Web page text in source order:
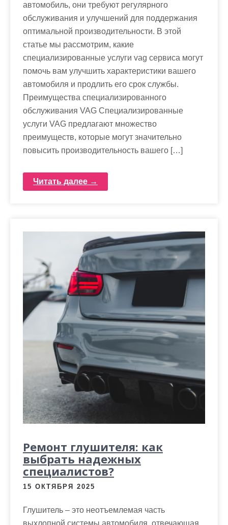
автомобиль, они требуют регулярного
обслуживания и улучшений для поддержания
оптимальной производительности. В этой
статье мы рассмотрим, какие
специализированные услуги vag сервиса могут
помочь вам улучшить характеристики вашего
автомобиля и продлить его срок службы.
Преимущества специализированного
обслуживания VAG Специализированные
услуги VAG предлагают множество
преимуществ, которые могут значительно
повысить производительность вашего […]
Читать далее →
Ремонт глушителя: как
выбрать надежных
специалистов?
15 ОКТЯБРЯ 2025
Глушитель – это неотъемлемая часть
выхлопной системы автомобиля, отвечающая